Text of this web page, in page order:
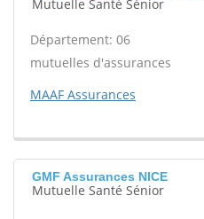
Mutuelle Santé Sénior
Département: 06
mutuelles d'assurances
MAAF Assurances
GMF Assurances NICE
Mutuelle Santé Sénior